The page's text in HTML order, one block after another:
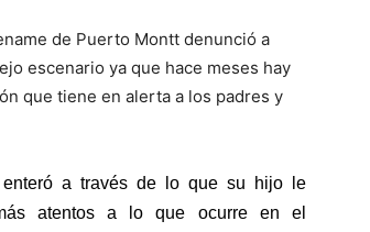
de Puerto Montt denunció a
escenario ya que hace meses hay
que tiene en alerta a los padres y
a través de lo que su hijo le
atentos a lo que ocurre en el